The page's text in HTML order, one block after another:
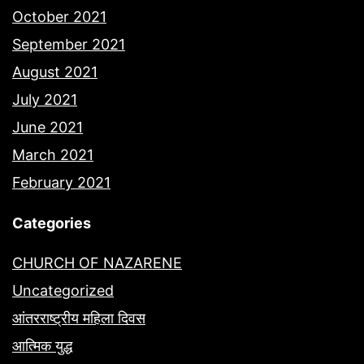
October 2021
September 2021
August 2021
July 2021
June 2021
March 2021
February 2021
Categories
CHURCH OF NAZARENE
Uncategorized
आंतरराष्ट्रीय महिला दिवस
आत्मिक युद्ध